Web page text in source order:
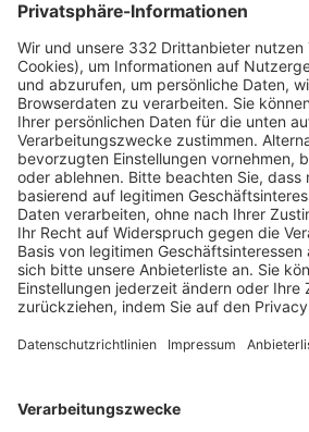
HÄUFIG BESUCHTE SEITEN
Pässe und Vereinswechsel
Trainerausbildung
Schulungsangebot Vereinsmitarbeiter
BFV-Geschäftsstellen
Trainerbörse
Login SpielPlus
FOLGE DEM BFV